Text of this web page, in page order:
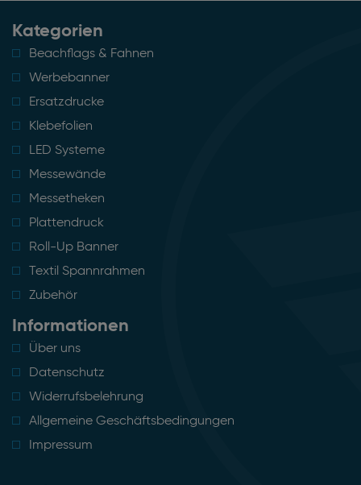
Kategorien
Beachflags & Fahnen
Werbebanner
Ersatzdrucke
Klebefolien
LED Systeme
Messewände
Messetheken
Plattendruck
Roll-Up Banner
Textil Spannrahmen
Zubehör
Informationen
Über uns
Datenschutz
Widerrufsbelehrung
Allgemeine Geschäftsbedingungen
Impressum